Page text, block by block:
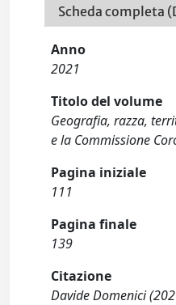
Scheda completa
Anno
2021
Titolo del volume
Geografia, razza,
e la Commissione
Pagina iniziale
111
Pagina finale
139
Citazione
Davide Domenici